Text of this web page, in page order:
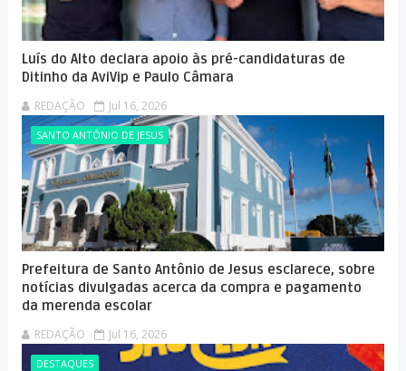
Luís do Alto declara apoio às pré-candidaturas de
Ditinho da AviVip e Paulo Câmara
REDAÇÃO Jul 16, 2026
SANTO ANTÔNIO DE JESUS
Prefeitura de Santo Antônio de Jesus esclarece, sobre
notícias divulgadas acerca da compra e pagamento
da merenda escolar
REDAÇÃO Jul 16, 2026
DESTAQUES